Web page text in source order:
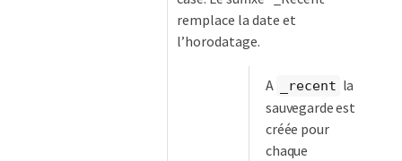
remplace la date et
l’horodatage.
A _recent la
sauvegarde est
créée pour
chaque